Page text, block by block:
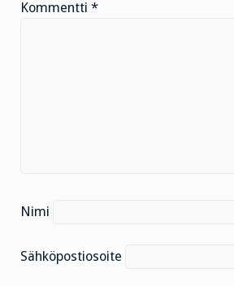
Kommentti *
Nimi
Sähköpostiosoite